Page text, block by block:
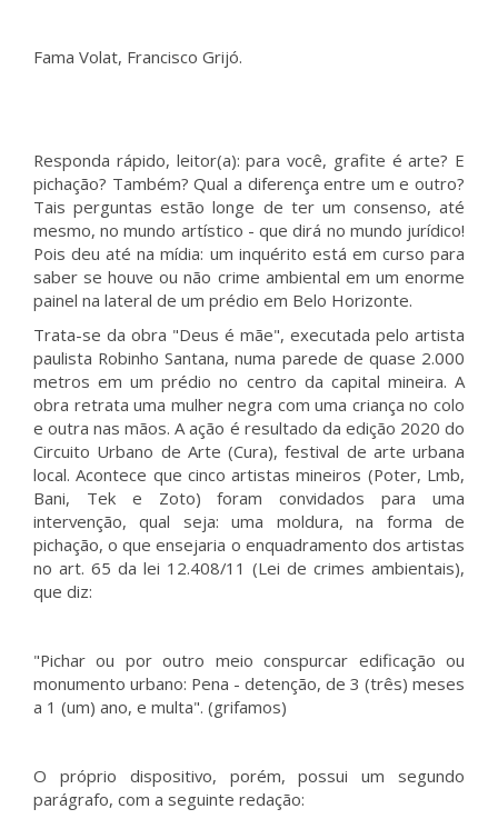
Fama Volat, Francisco Grijó.
Responda rápido, leitor(a): para você, grafite é arte? E
pichação? Também? Qual a diferença entre um e outro?
Tais perguntas estão longe de ter um consenso, até
mesmo, no mundo artístico - que dirá no mundo jurídico!
Pois deu até na mídia: um inquérito está em curso para
saber se houve ou não crime ambiental em um enorme
painel na lateral de um prédio em Belo Horizonte.
Trata-se da obra "Deus é mãe", executada pelo artista
paulista Robinho Santana, numa parede de quase 2.000
metros em um prédio no centro da capital mineira. A
obra retrata uma mulher negra com uma criança no colo
e outra nas mãos. A ação é resultado da edição 2020 do
Circuito Urbano de Arte (Cura), festival de arte urbana
local. Acontece que cinco artistas mineiros (Poter, Lmb,
Bani, Tek e Zoto) foram convidados para uma
intervenção, qual seja: uma moldura, na forma de
pichação, o que ensejaria o enquadramento dos artistas
no art. 65 da lei 12.408/11 (Lei de crimes ambientais),
que diz:
"Pichar ou por outro meio conspurcar edificação ou
monumento urbano: Pena - detenção, de 3 (três) meses
a 1 (um) ano, e multa". (grifamos)
O próprio dispositivo, porém, possui um segundo
parágrafo, com a seguinte redação: